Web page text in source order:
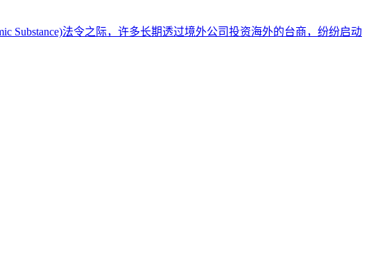
Substance)法令之际，许多长期透过境外公司投资海外的台商，纷纷启动